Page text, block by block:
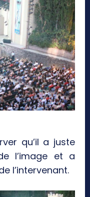
qu’il a juste
l’image et a
l’intervenant.